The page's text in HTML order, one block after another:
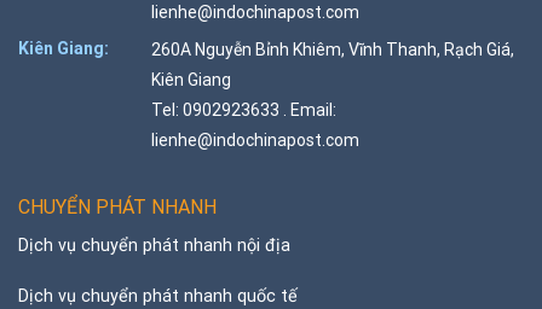
lienhe@indochinapost.com
Kiên Giang:
260A Nguyễn Bỉnh Khiêm, Vĩnh Thanh, Rạch Giá,
Kiên Giang
Tel: 0902923633 . Email:
lienhe@indochinapost.com
CHUYỂN PHÁT NHANH
Dịch vụ chuyển phát nhanh nội địa
Dịch vụ chuyển phát nhanh quốc tế